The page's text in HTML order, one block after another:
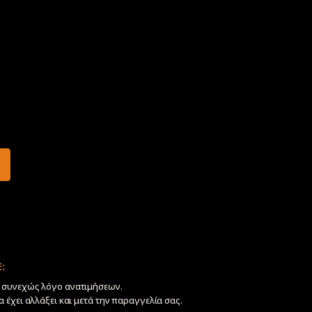
συνεχώς λόγο ανατιμήσεων.
έχει αλλάξει και μετά την παραγγελία σας.